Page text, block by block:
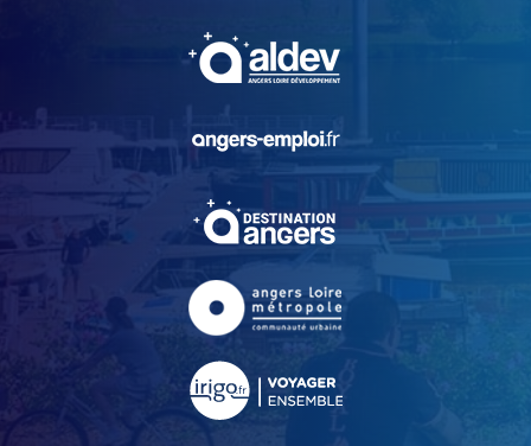
, Ouvre une nouvelle
, Ouvre une nouvelle